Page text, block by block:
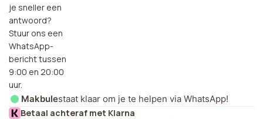
je sneller een
antwoord?
Stuur ons een
WhatsApp-
bericht tussen
9:00 en 20:00
uur.
Makbulestaat klaar om je te helpen via WhatsApp!
Betaal achteraf met Klarna